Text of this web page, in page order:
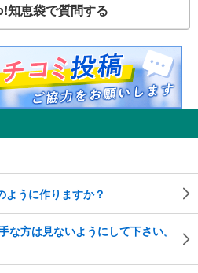
知恵袋で質問する
ように作りますか？
な方は見ないようにして下さい。